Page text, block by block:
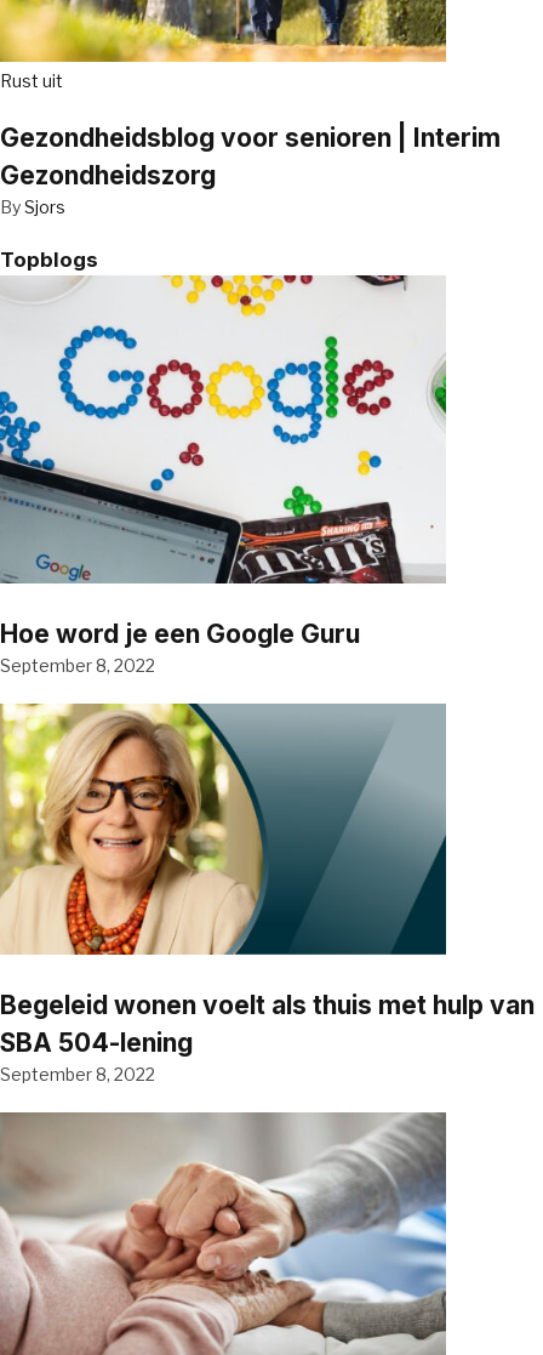
Rust uit
Gezondheidsblog voor senioren | Interim
Gezondheidszorg
BySjors
Topblogs
Hoe word je een Google Guru
September 8, 2022
Begeleid wonen voelt als thuis met hulp van
SBA 504-lening
September 8, 2022